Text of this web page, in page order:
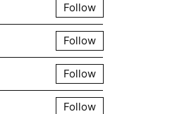
Follow
Follow
Follow
Follow